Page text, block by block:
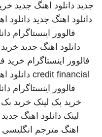
جدید دانلود اهنگ جدید
دانلود اهنگ جدید دانلود
فالوور اینستاگرام
دانلود اهنگ جدید
فالوور اینستاگرام خرید
credit financial دانلود
فالوور اینستاگرام
خرید بک لینک خرید بک
لینک دانلود اهنگ جدید
اهنگ مترجم